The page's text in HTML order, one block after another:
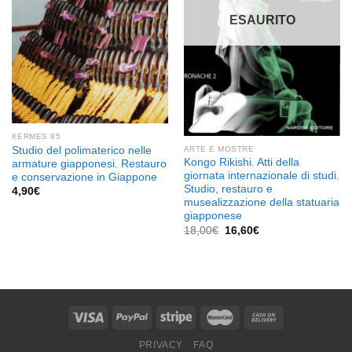
KERMES 85
Studio del polimaterico nelle
armature giapponesi. Restauro
e conservazione in Giappone
4,90€
ESAURITO
ARTE E MOSTRE
Kongo Rikishi. Atti della
giornata internazionale di studi.
Studio, restauro e
musealizzazione della statuaria
giapponese
18,00€
Il
16,60€Il
PRIVACY FAQ